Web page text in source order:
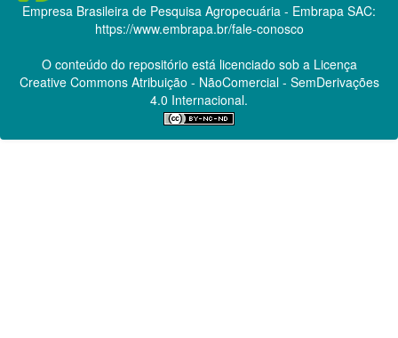
Empresa Brasileira de Pesquisa Agropecuária - Embrapa SAC:
https://www.embrapa.br/fale-conosco
O conteúdo do repositório está licenciado sob a Licença
Creative CommonsAtribuição - NãoComercial - SemDerivações
4.0 Internacional.